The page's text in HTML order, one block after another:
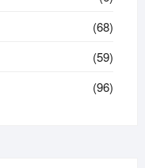
(68)
(59)
(96)